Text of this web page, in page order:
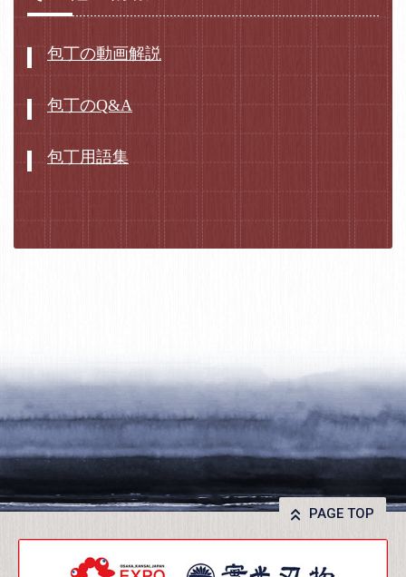
包丁の動画解説
包丁のQ&A
包丁用語集
PAGE TOP